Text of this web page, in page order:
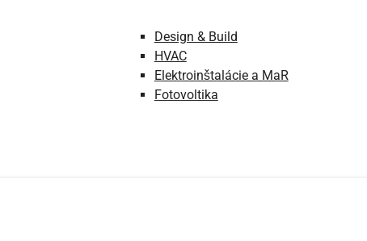
Design & Build
HVAC
Elektroinštalácie a MaR
Fotovoltika